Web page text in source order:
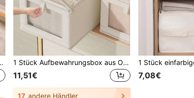
Jumpsuit für Frauen, Frühlingskleider für Frauen, Frühlingsoutfits für Frauen, Frühling, Frühlingskleidung, minimalistisch, Sommer Tops Aufbewahrung, Einweihungsgeschenk 1 Stück Aufbewahrungsbox aus Oxfordstoff mit Sichtfenster, Kleiderschrank-Organizer staubdicht für Zuhause/Schlafzimmer, Große Größe, geeignet für den Balkon
11,51€
17 andere Händler
7,08€